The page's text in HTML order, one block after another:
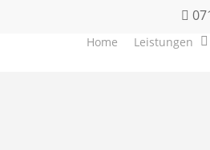
Home Leistungen